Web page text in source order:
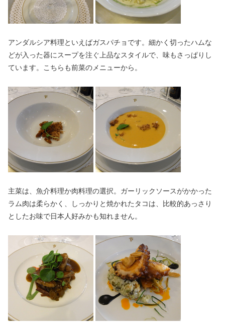
アンダルシア料理といえばガスパチョです。細かく切ったハムな
どが入った器にスープを注ぐ上品なスタイルで、味もさっぱりし
ています。こちらも前菜のメニューから。
主菜は、魚介料理か肉料理の選択。ガーリックソースがかかった
ラム肉は柔らかく、しっかりと焼かれたタコは、比較的あっさり
としたお味で日本人好みかも知れません。